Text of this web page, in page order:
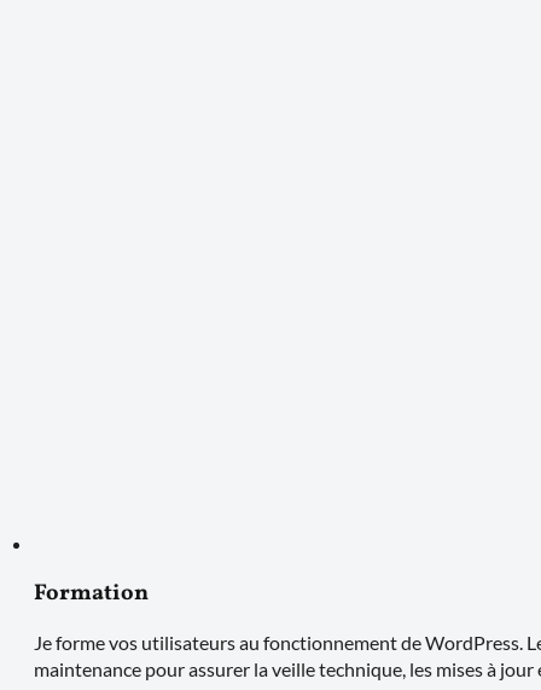
Formation
Je forme vos utilisateurs au fonctionnement de WordPress.
maintenance pour assurer la veille technique, les mises à